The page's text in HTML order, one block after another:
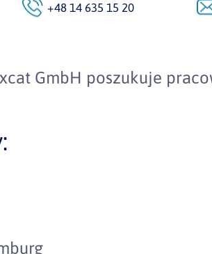
+48 14 635 15 20
GmbH poszukuje